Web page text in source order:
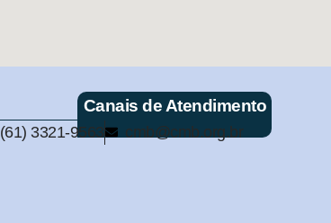
Canais de Atendimento
(61) 3321-9563 cmb@cmb.org.br